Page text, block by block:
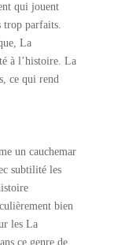
qui jouent
trop parfaits.
La
à l’histoire. La
ce qui rend
un cauchemar
subtilité les
bien
les La
ce genre de